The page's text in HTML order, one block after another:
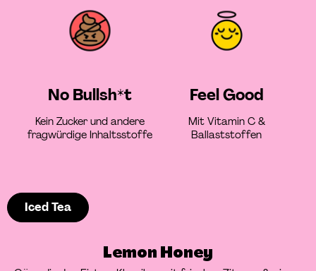
No Bullsh*t
Kein Zucker und andere
fragwürdige Inhaltsstoffe
Feel Good
Mit Vitamin C &
Ballaststoffen
Iced Tea
Lemon Honey